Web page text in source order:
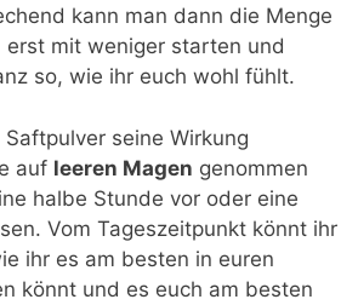
kann man dann die Menge
mit weniger starten und
so, wie ihr euch wohl fühlt.
seine Wirkung
auf leeren Magen genommen
halbe Stunde vor oder eine
Vom Tageszeitpunkt könnt ihr
ihr es am besten in euren
könnt und es euch am besten